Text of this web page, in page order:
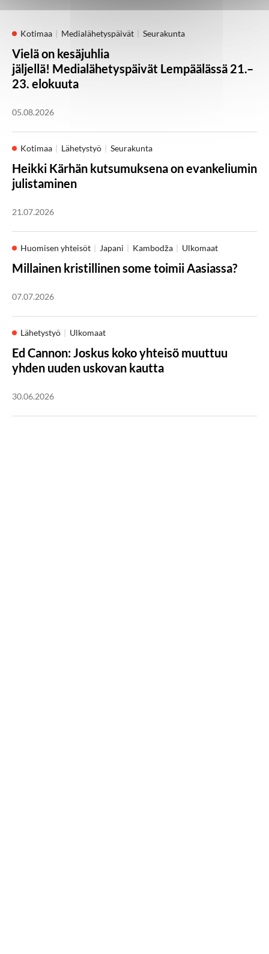
Kotimaa Medialähetyspäivät Seurakunta
Vielä on kesäjuhlia
jäljellä! Medialähetyspäivät Lempäälässä 21.–
23. elokuuta
05.08.2026
Kotimaa Lähetystyö Seurakunta
Heikki Kärhän kutsumuksena on evankeliumin
julistaminen
21.07.2026
Huomisen yhteisöt Japani Kambodža Ulkomaat
Millainen kristillinen some toimii Aasiassa?
07.07.2026
Lähetystyö Ulkomaat
Ed Cannon: Joskus koko yhteisö muuttuu
yhden uuden uskovan kautta
30.06.2026